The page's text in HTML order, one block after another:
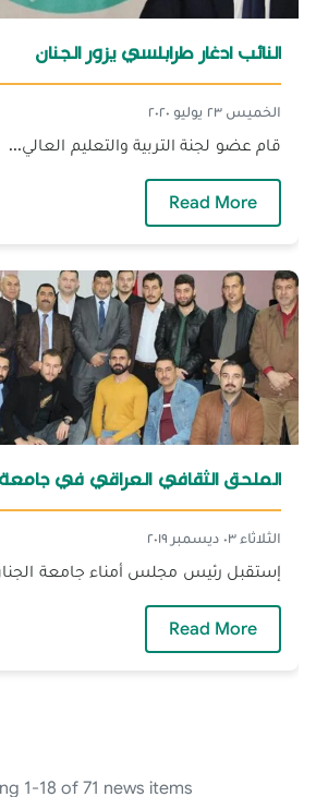
النائب ادغار طرابلسي يزور الجنان
الخميس ٢٣ يوليو ٢٠٢٠
قام عضو لجنة التربية والتعليم العالي...
Read More
الملحق الثقافي العراقي في جامعة
الثلاثاء ٠٣ ديسمبر ٢٠١٩
إستقبل رئيس مجلس أمناء جامعة
Read More
1-18 of 71 news items